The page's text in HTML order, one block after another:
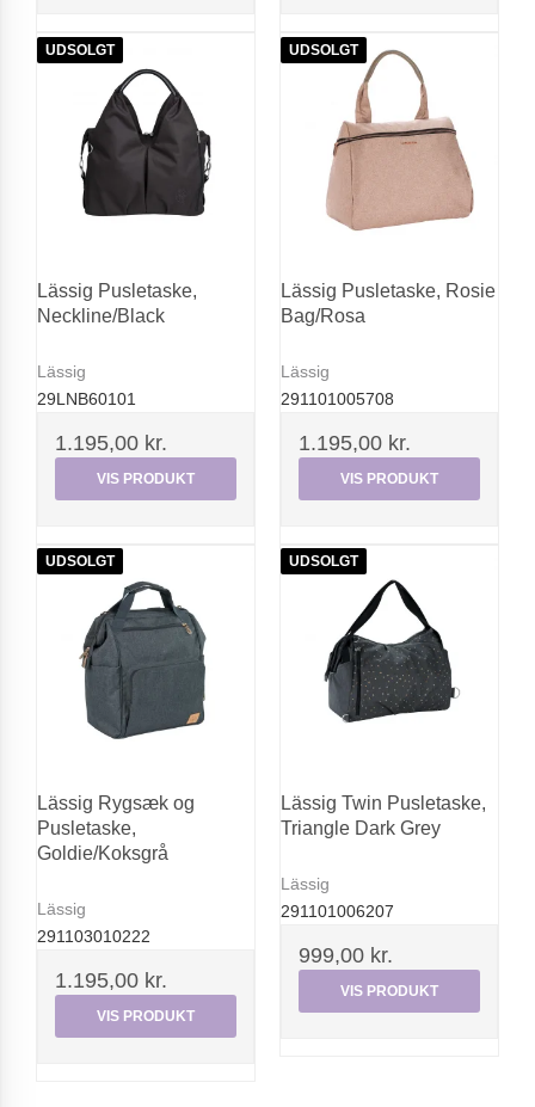
UDSOLGT
Lässig Pusletaske,
Neckline/Black
Lässig
29LNB60101
1.195,00 kr.
VIS PRODUKT
UDSOLGT
Lässig Pusletaske, Rosie
Bag/Rosa
Lässig
291101005708
1.195,00 kr.
VIS PRODUKT
UDSOLGT
Lässig Rygsæk og
Pusletaske,
Goldie/Koksgrå
Lässig
291103010222
1.195,00 kr.
VIS PRODUKT
UDSOLGT
Lässig Twin Pusletaske,
Triangle Dark Grey
Lässig
291101006207
999,00 kr.
VIS PRODUKT